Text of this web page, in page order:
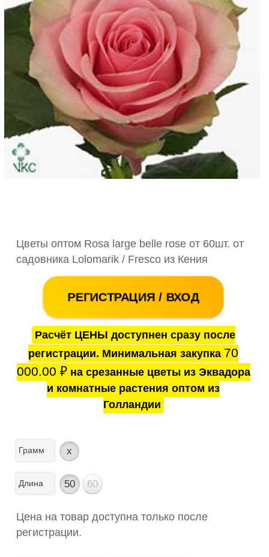
Цветы оптом Rosa large belle rose от 60шт. от
садовника Lolomarik / Fresco из Кения
РЕГИСТРАЦИЯ / ВХОД
Расчёт ЦЕНЫ доступнен сразу после
регистрации. Минимальная закупка 70
000.00 ₽на срезанные цветы из Эквадора
и комнатные растения оптом из
Голландии
Грамм x
Длина 50 60
Цена на товар доступна только после
регистрации.